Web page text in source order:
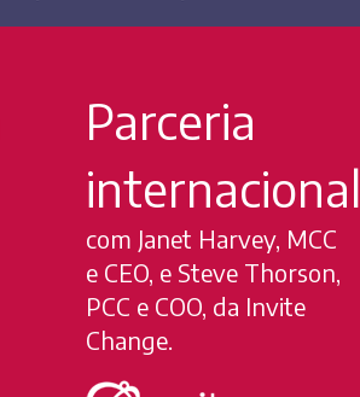
Parceria
internacional
com Janet Harvey, MCC
e CEO, e Steve Thorson,
PCC e COO, da Invite
Change.